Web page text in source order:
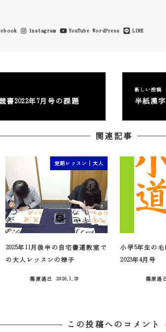
Instagram YouTube WordPress LINE
書2022年7月号の課題
新しい投稿
半紙漢
関連記事
定期レッスン｜大人
2025年11月後半の自宅書道教室で
の大人レッスンの様子
篠原遙己
2026.1.29
小学5年生の
2023年4月号
篠原遙
この投稿へのコメント